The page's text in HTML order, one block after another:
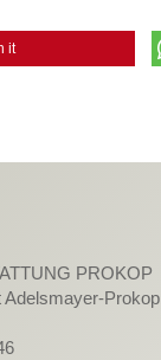
it
PROKOP
Adelsmayer-Prokop